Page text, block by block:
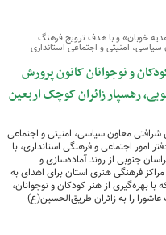
خوبان» و با هدف ترویج فرهنگ
سیاسی، امنیتی و اجتماعی استانداری
کودکان و نوجوانان کانون پرورش
رهسپار زائران کوچک اربعین
معاون سیاسی، امنیتی و اجتماعی
امور اجتماعی و فرهنگی استانداری، با
جنوبی از روند آماده‌سازی و
مراکز فرهنگی هنری استان برای اهدای به
بهره‌گیری از هنر کودکان و نوجوانان،
را به زائران طریق‌الحسین(ع)